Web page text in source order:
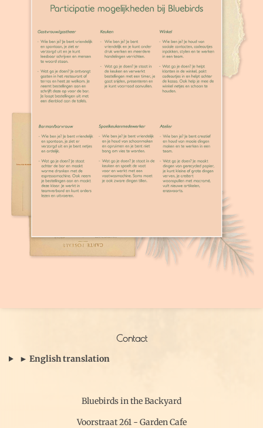
Contact
► English translation
Bluebirds in the Backyard
Voorstraat 261 - Garden Cafe